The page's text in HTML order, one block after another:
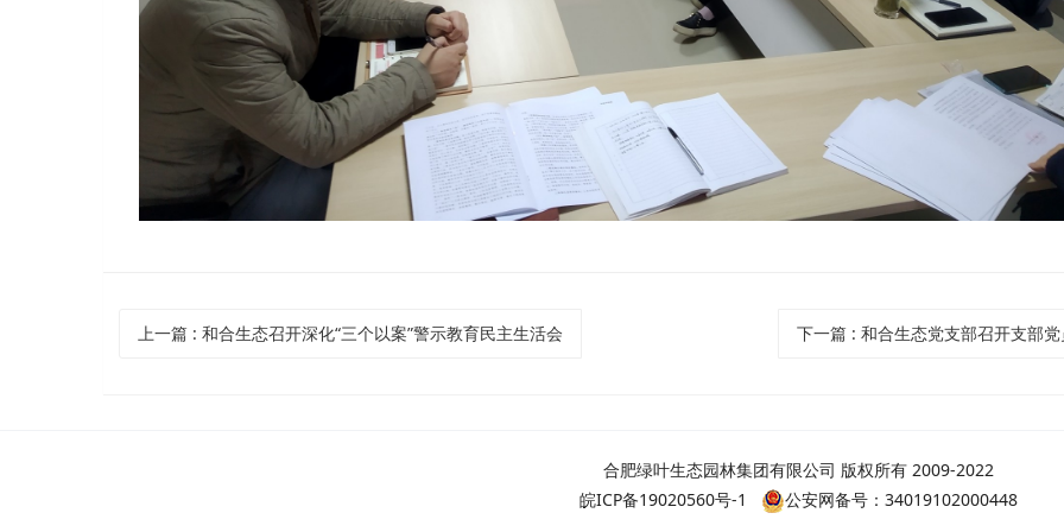
上一篇 : 和合生态召开深化“三个以案”警示教育民主生活会 下一篇 : 和合生态党支部召开支部
合肥绿叶生态园林集团有限公司 版权所有 2009-2022
皖ICP备19020560号-1
公安网备号：34019102000448